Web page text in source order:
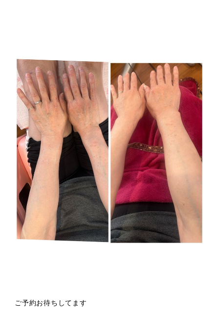
ご予約お待ちしてます